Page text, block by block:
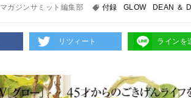
マガジンサミット編集部 付録 GLOW DEAN ＆
リツィート ラインを